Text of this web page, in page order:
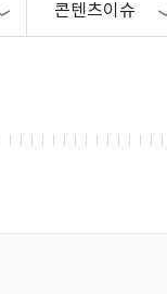
콘텐츠이슈